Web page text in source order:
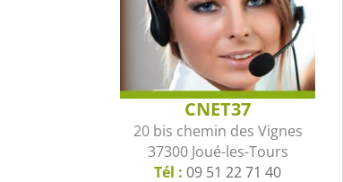
CNET37
20 bis chemin des Vignes
37300 Joué-les-Tours
Tél : 09 51 22 71 40